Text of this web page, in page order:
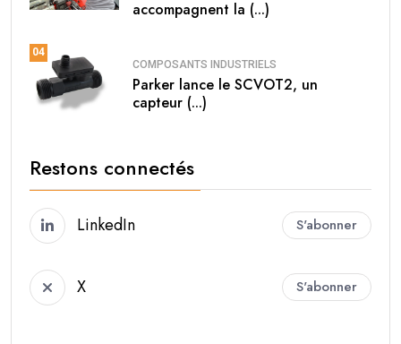
accompagnent la (...)
04
COMPOSANTS INDUSTRIELS
Parker lance le SCVOT2, un
capteur (...)
Restons connectés
LinkedIn S'abonner
X S'abonner